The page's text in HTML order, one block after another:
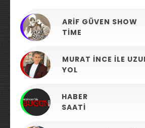
ARIF GÜVEN SHOW
TIME
MURAT İNCE ILE
YOL
HABER
SAATI